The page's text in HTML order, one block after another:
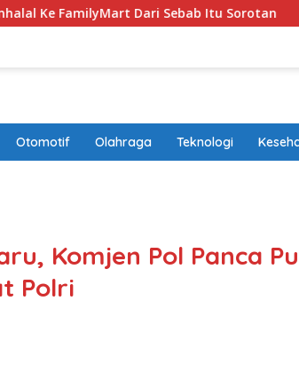
Dari Sebab Itu Sorotan Tak Ada
Otomotif Olahraga Teknologi
Komjen Pol Panca
Polri